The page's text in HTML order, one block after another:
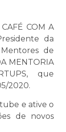
COM A
da
Mentores de
MENTORIA
que
2020.
e ative o
de novos